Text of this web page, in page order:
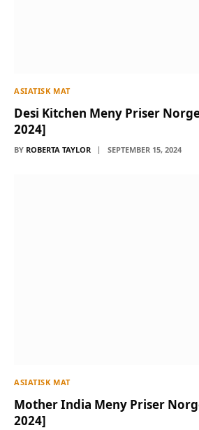
ASIATISK MAT
Desi Kitchen Meny Priser
2024]
BY ROBERTA TAYLOR SEPTEMBER 15, 2024
ASIATISK MAT
Mother India Meny Priser
2024]